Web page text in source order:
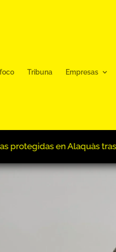
Tribuna Empresas
en su primera fase